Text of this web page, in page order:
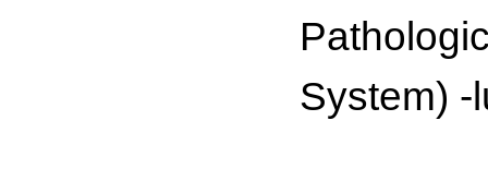
System) -